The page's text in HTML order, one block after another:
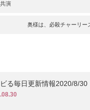
演
奥様は、必殺チャーリー
る毎日更新情報2020/8/30